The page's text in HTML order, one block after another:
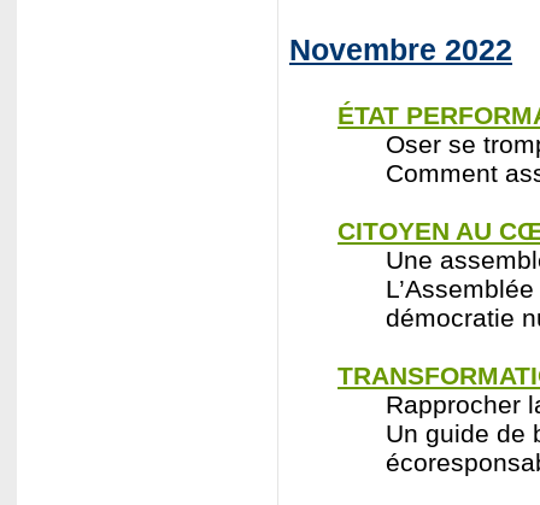
Novembre 2022
ÉTAT
Oser se
Comment
CITOYEN AU
Une
démocratie
Rapprocher
Un guide de